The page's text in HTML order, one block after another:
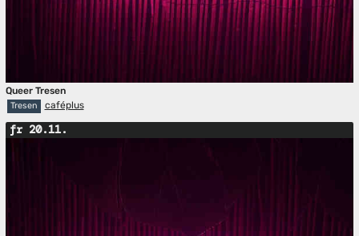
Queer Tresen
Tresen caféplus
fr 20.11.